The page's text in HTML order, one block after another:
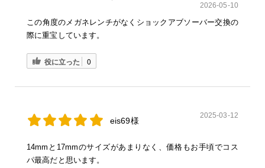
2026-05-10
この角度のメガネレンチがなくショックアブソーバー交換の
際に重宝しています。
役に立った 0
eis69様
2025-03-12
14mmと17mmのサイズがあまりなく、価格もお手頃でコス
パ最高だと思います。